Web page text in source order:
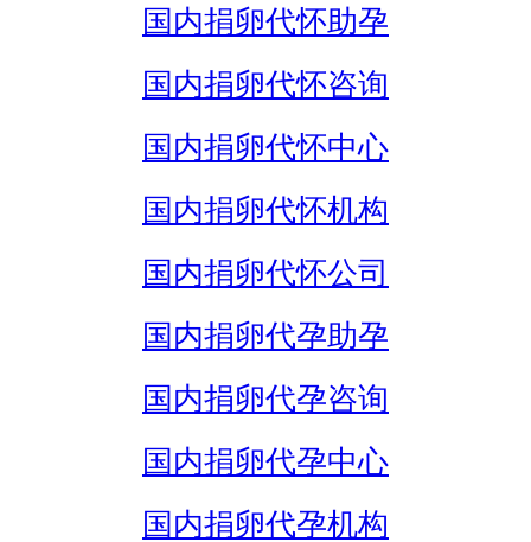
国内捐卵代怀助孕
国内捐卵代怀咨询
国内捐卵代怀中心
国内捐卵代怀机构
国内捐卵代怀公司
国内捐卵代孕助孕
国内捐卵代孕咨询
国内捐卵代孕中心
国内捐卵代孕机构